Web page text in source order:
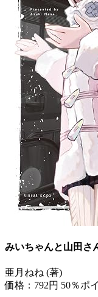
みいちゃんと山田さ
亜月ねね (著)
価格：792円 50％ポ